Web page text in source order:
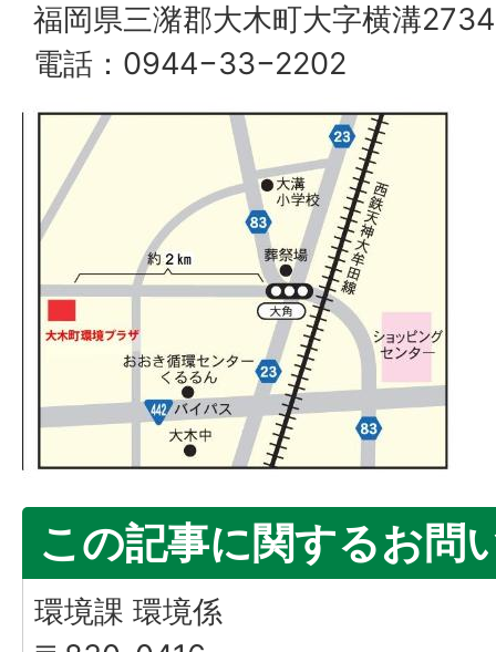
福岡県三潴郡大木町大字横溝
電話：0944−33−2202
この記事に関するお問
環境課 環境係